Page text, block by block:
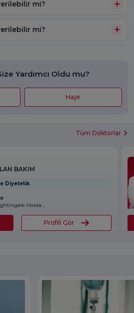
mi?
mi?
Yardımcı Oldu mu?
Hayır
Tüm Doktorlar
BAKIM
Diyetetik
Florence Nightingale Hastanesi
Profili Gör